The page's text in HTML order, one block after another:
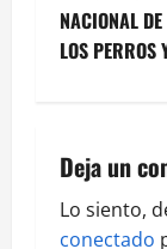
a
g
NACIONAL
LOS PERROS
Deja un
Lo siento,
conectado